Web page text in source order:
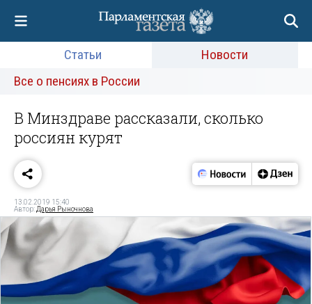
Статьи
Новости
Все о пенсиях в России
В Минздраве рассказали, сколько
россиян курят
13.02.2019 15:40
Автор: Дарья Рыночнова